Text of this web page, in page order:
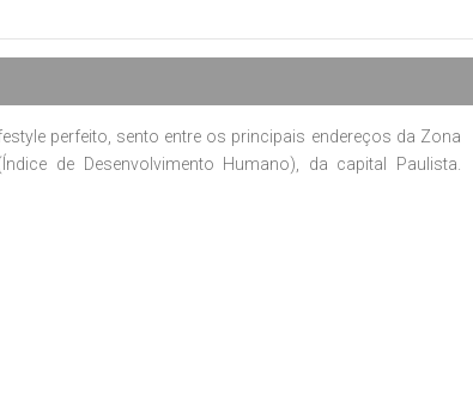
e sala de massagem para relaxamento, além de uma
lazer, quadra descoberta, churrasqueira e salão de festas
e valorizados de São Paulo, com fácil acesso a
proporciona um cenário único para seus dias.
de casa, com lazer completo e infraestrutura que oferece
família, agende a sua visita com a imobiliária Italiana
perfeito, sento entre os principais endereços da Zona
de Desenvolvimento Humano), da capital Paulista.